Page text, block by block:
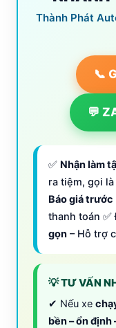
Thành Phát
📞
💬
✅ Nhận làm
ra tiệm, gọi
Báo giá trước
thanh toán ✅
gọn – Hỗ trợ
💡 TƯ VẤN
✔ Nếu xe
bền – ổn định